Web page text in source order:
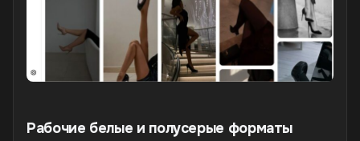
Рабочие белые и полусерые форматы